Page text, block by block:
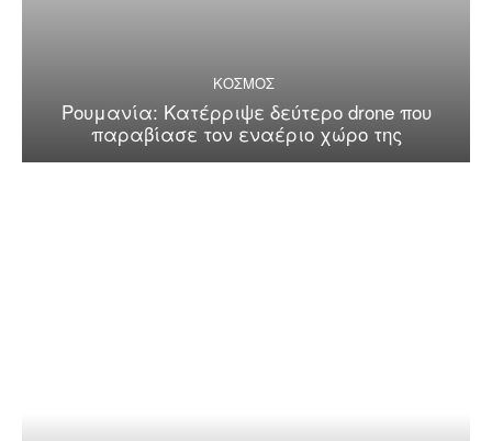
ΚΟΣΜΟΣ
Ρουμανία: Κατέρριψε δεύτερο drone που
παραβίασε τον εναέριο χώρο της